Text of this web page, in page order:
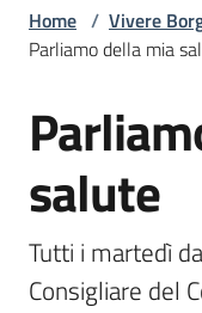
Novità
Servizi
Vivere
Borgo
Home / Vivere
Parliamo della mia
Salta al contenuto
salute
Tutti i martedì
Consigliare del